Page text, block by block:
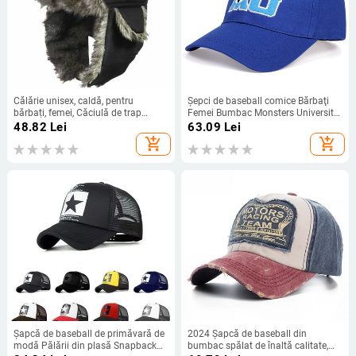
Călărie unisex, caldă, pentru
bărbați, femei, Căciulă de trap
pentru aviator Trooper, Clape de
iarnă, Pălărie de schi, Pălării noi
Bomber, Pălărie de schi rusească,
48.82 Lei
add_shopping_cart
Şepci de baseball comice Bărbaţi
Femei Bumbac Monsters University
MU Broderie Şapcă cu ochi mari
Şapci de soare unisex Pălării de
camioner Snapback Gorras
63.09 Lei
add_shopping_cart
Șapcă de baseball de primăvară de
modă Pălării din plasă Snapback
2024 Șapcă de baseball din
bumbac spălat de înaltă calitate,